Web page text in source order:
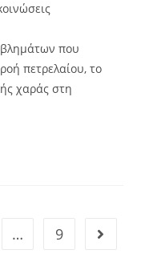
που
πετρελαίου, το
χαράς στη
… 9